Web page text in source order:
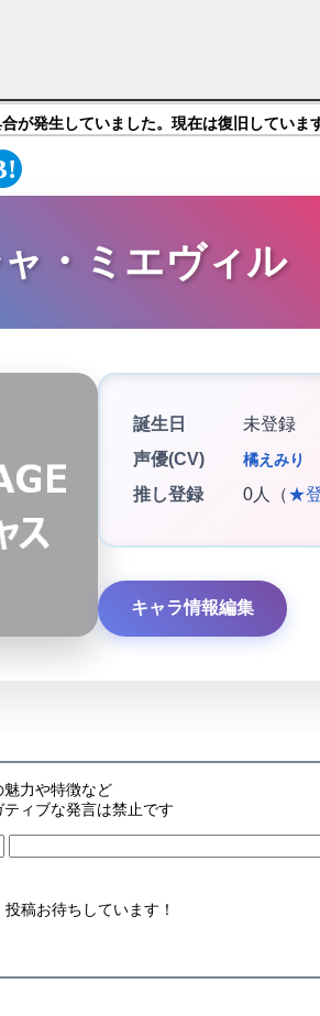
と黒猫のウィズ】キャラ紹介
が発生していました。現在は復旧していま
・ミエヴィル
誕生日
未登録
声優(CV)
橘えみり
推し登録 0人（★
キャラ情報編集
力や特徴など
ィブな発言は禁止です
稿お待ちしています！